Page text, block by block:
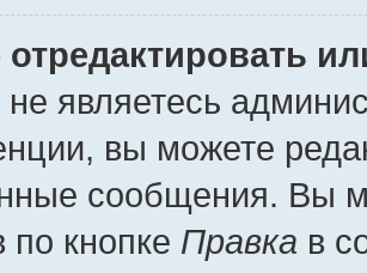
отредактировать
являетесь
вы можете
сообщения. Вы
по кнопке Правка в